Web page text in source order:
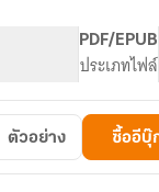
PDF/EPUB
ประเภทไฟล์
ตัวอย่าง ซื้ออีบุ๊